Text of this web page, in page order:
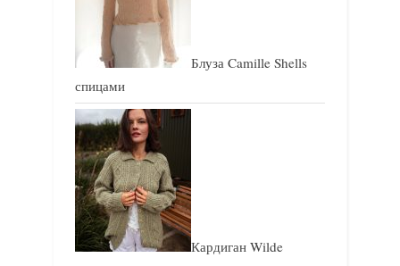
Блуза Camille Shells
спицами
Кардиган Wilde